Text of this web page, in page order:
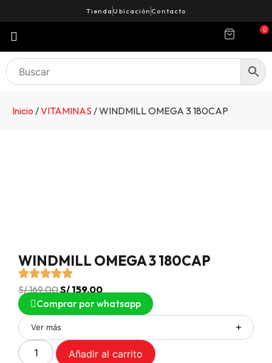
Tienda Ubicación Contacto
0
Inicio /VITAMINAS / WINDMILL OMEGA 3 180CAP
WINDMILL OMEGA 3 180CAP
S/169.00S/159.00
Comprar por whatsapp
Ver más
Añadir al carrito